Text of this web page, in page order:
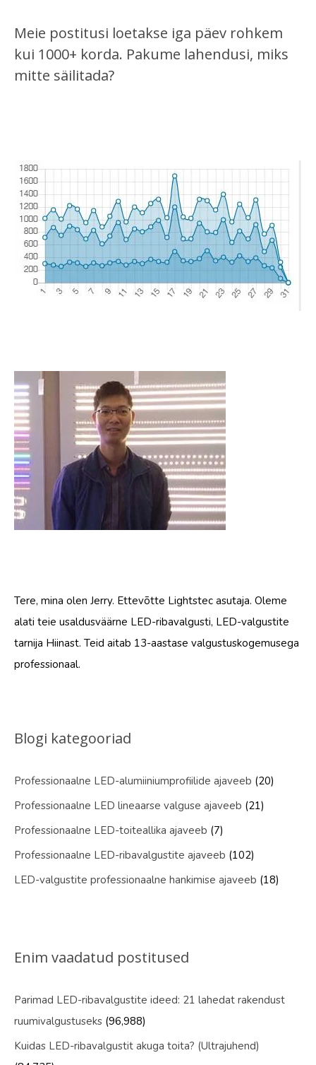
Meie postitusi loetakse iga päev rohkem
kui 1000+ korda. Pakume lahendusi, miks
mitte säilitada?
Tere, mina olen Jerry. Ettevõtte Lightstec asutaja. Oleme
alati teie usaldusväärne LED-ribavalgusti, LED-valgustite
tarnija Hiinast. Teid aitab 13-aastase valgustuskogemusega
professionaal.
Blogi kategooriad
Professionaalne LED-alumiiniumprofiilide ajaveeb (20)
Professionaalne LED lineaarse valguse ajaveeb (21)
Professionaalne LED-toiteallika ajaveeb (7)
Professionaalne LED-ribavalgustite ajaveeb (102)
LED-valgustite professionaalne hankimise ajaveeb (18)
Enim vaadatud postitused
Parimad LED-ribavalgustite ideed: 21 lahedat rakendust
ruumivalgustuseks (96,988)
Kuidas LED-ribavalgustit akuga toita? (Ultrajuhend)